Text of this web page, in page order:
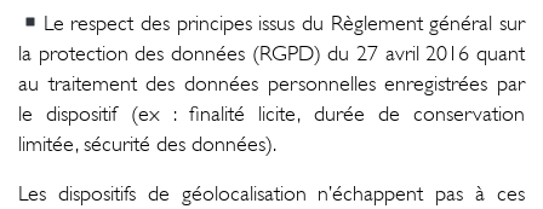
Le respect des principes issus du Règlement général sur
la protection des données (RGPD) du 27 avril 2016 quant
au traitement des données personnelles enregistrées par
le dispositif (ex : finalité licite, durée de conservation
limitée, sécurité des données).
Les dispositifs de géolocalisation n’échappent pas à ces